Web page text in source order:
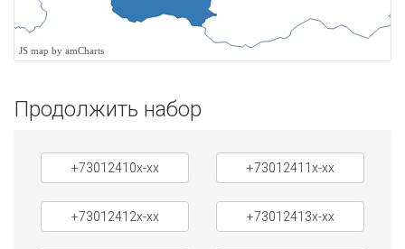
JS map by amCharts
Продолжить набор
+73012410x-xx +73012411x-xx
+73012412x-xx +73012413x-xx